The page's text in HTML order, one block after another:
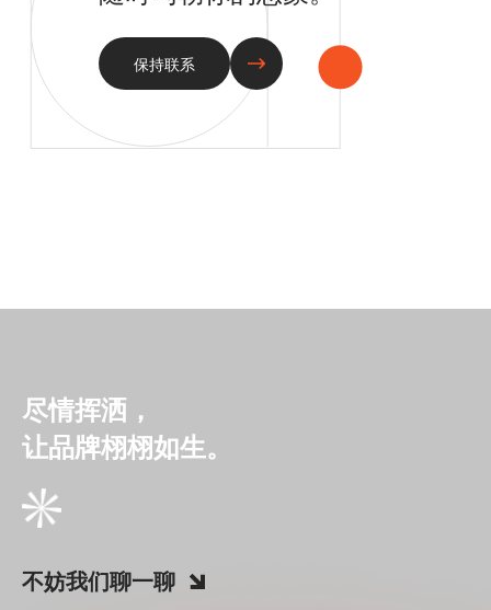
保持联系
尽情挥洒，
让品牌栩栩如生。
不妨我们聊一聊